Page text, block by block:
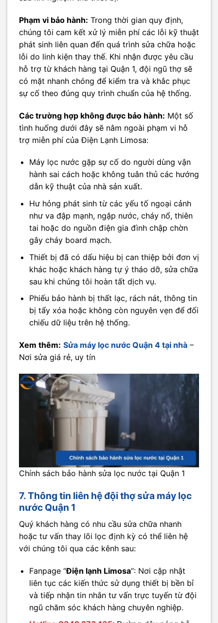
Phạm vi bảo hành: Trong thời gian quy định,
chúng tôi cam kết xử lý miễn phí các lỗi kỹ thuật
phát sinh liên quan đến quá trình sửa chữa hoặc
lỗi do linh kiện thay thế. Khi nhận được yêu cầu
hỗ trợ từ khách hàng tại Quận 1, đội ngũ thợ sẽ
có mặt nhanh chóng để kiểm tra và khắc phục
sự cố theo đúng quy trình chuẩn của hệ thống.
Các trường hợp không được bảo hành: Một số
tình huống dưới đây sẽ nằm ngoài phạm vi hỗ
trợ miễn phí của Điện Lạnh Limosa:
Máy lọc nước gặp sự cố do người dùng vận
hành sai cách hoặc không tuân thủ các hướng
dẫn kỹ thuật của nhà sản xuất.
Hư hỏng phát sinh từ các yếu tố ngoại cảnh
như va đập mạnh, ngập nước, cháy nổ, thiên
tai hoặc do nguồn điện gia đình chập chờn
gây cháy board mạch.
Thiết bị đã có dấu hiệu bị can thiệp bởi đơn vị
khác hoặc khách hàng tự ý tháo dỡ, sửa chữa
sau khi chúng tôi hoàn tất dịch vụ.
Phiếu bảo hành bị thất lạc, rách nát, thông tin
bị tẩy xóa hoặc không còn nguyên vẹn để đối
chiếu dữ liệu trên hệ thống.
Xem thêm: Sửa máy lọc nước Quận 4 tại nhà –
Nơi sửa giá rẻ, uy tín
Chính sách bảo hành sửa lọc nước tại Quận 1
7. Thông tin liên hệ đội thợ sửa máy lọc
nước Quận 1
Quý khách hàng có nhu cầu sửa chữa nhanh
hoặc tư vấn thay lõi lọc định kỳ có thể liên hệ
với chúng tôi qua các kênh sau:
Fanpage “Điện lạnh Limosa“: Nơi cập nhật
liên tục các kiến thức sử dụng thiết bị bền bỉ
và tiếp nhận tin nhắn tư vấn trực tuyến từ đội
ngũ chăm sóc khách hàng chuyên nghiệp.